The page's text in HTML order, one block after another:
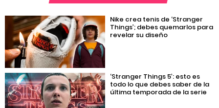
Nike crea tenis de ‘Stranger
Things’; debes quemarlos para
revelar su diseño
‘Stranger Things 5’: esto es
todo lo que debes saber de la
última temporada de la serie